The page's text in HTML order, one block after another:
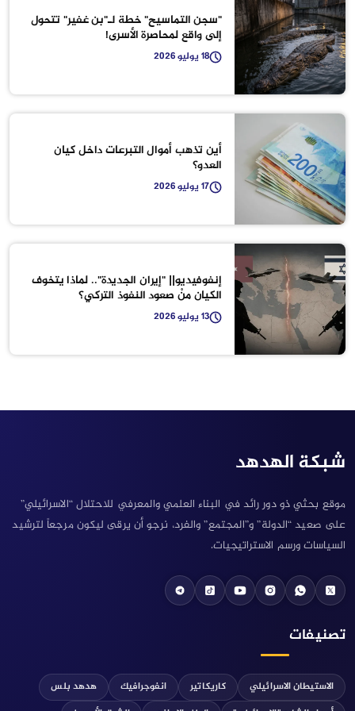
"سجن التماسيح" خطة لـ"بن غفير" تتحول
إلى واقع لمحاصرة الأسرى!
18 يوليو 2026
أين تذهب أموال التبرعات داخل كيان
العدو؟
17 يوليو 2026
إنفوفيديو|| "إيران الجديدة".. لماذا يتخوف
الكيان منْ صعود النفوذ التركي؟
13 يوليو 2026
في البناء العلمي والمعرفي للاحتلال “الاسرائيلي”
والفرد، نرجو أن يرقى ليكون مرجعاً لترشيد
youtube
tektok
telegram
كاريكاتير انفوجرافيك
هدهد بلس